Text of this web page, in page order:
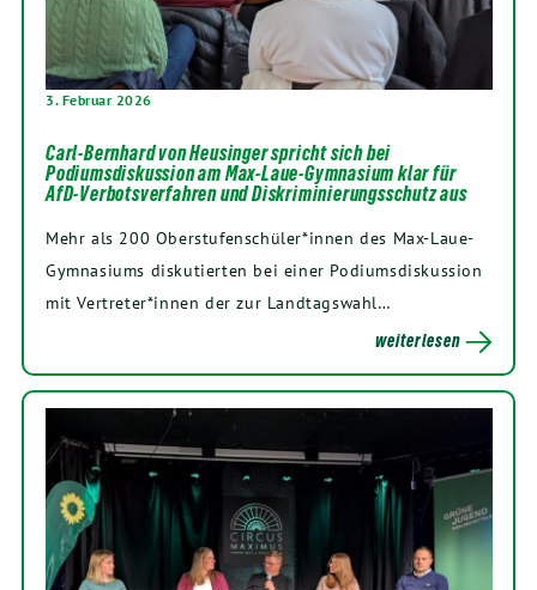
3. Februar 2026
Carl-Bernhard von Heusinger spricht sich bei
Podiumsdiskussion am Max-Laue-Gymnasium klar für
AfD-Verbotsverfahren und Diskriminierungsschutz aus
Mehr als 200 Oberstufenschüler*innen des Max-Laue-
Gymnasiums diskutierten bei einer Podiumsdiskussion
mit Vertreter*innen der zur Landtagswahl…
weiterlesen